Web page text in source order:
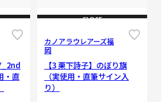
・直
CLOSE
カノアラウレアーズ福
岡
【3 栗下詩子】のぼり旗
（実使用・直筆サイン入
り）